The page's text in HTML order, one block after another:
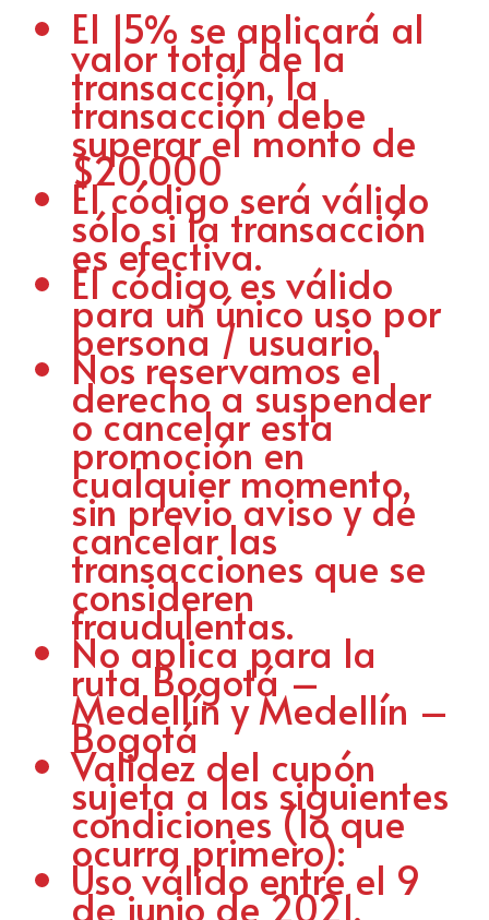
El 15% se aplicará al
valor total de la
transacción, la
transacción debe
superar el monto de
$20.000
El código será válido
sólo si la transacción
es efectiva.
El código es válido
para un único uso por
persona / usuario.
Nos reservamos el
derecho a suspender
o cancelar esta
promoción en
cualquier momento,
sin previo aviso y de
cancelar las
transacciones que se
consideren
fraudulentas.
No aplica para la
ruta Bogotá –
Medellín y Medellín –
Bogotá
Validez del cupón
sujeta a las siguientes
condiciones (lo que
ocurra primero):
Uso válido entre el 9
de junio de 2021,